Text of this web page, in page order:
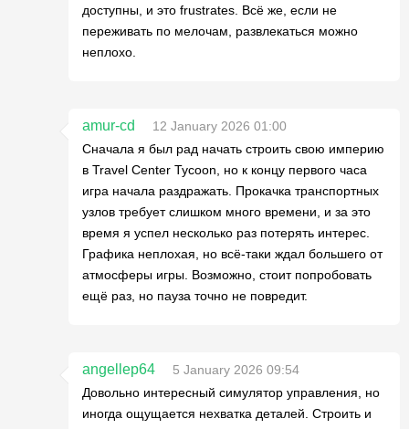
доступны, и это frustrates. Всё же, если не
переживать по мелочам, развлекаться можно
неплохо.
amur-cd
12 January 2026 01:00
Сначала я был рад начать строить свою империю
в Travel Center Tycoon, но к концу первого часа
игра начала раздражать. Прокачка транспортных
узлов требует слишком много времени, и за это
время я успел несколько раз потерять интерес.
Графика неплохая, но всё-таки ждал большего от
атмосферы игры. Возможно, стоит попробовать
ещё раз, но пауза точно не повредит.
angellep64
5 January 2026 09:54
Довольно интересный симулятор управления, но
иногда ощущается нехватка деталей. Строить и